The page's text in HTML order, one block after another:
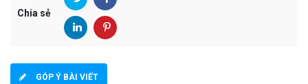
Chia sẻ
GÓP Ý BÀI VIẾT